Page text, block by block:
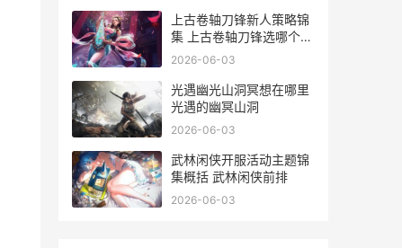
上古卷轴刀锋新人策略锦
集 上古卷轴刀锋选哪个厉
害
2026-06-03
光遇幽光山洞冥想在哪里
光遇的幽冥山洞
2026-06-03
武林闲侠开服活动主题锦
集概括 武林闲侠前排
2026-06-03